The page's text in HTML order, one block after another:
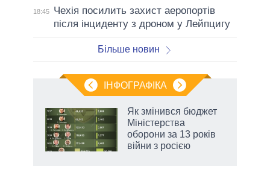
18:45
Чехія посилить захист аеропортів
після інциденту з дроном у Лейпцигу
Більше новин
ІНФОГРАФІКА
Як змінився бюджет
Міністерства
оборони за 13 років
війни з росією